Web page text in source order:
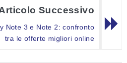
Successivo
Note 3 e Note 2: confronto
tra le offerte migliori online